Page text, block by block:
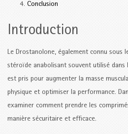
Conclusion
Introduction
Le Drostanolone, également connu sous
stéroïde anabolisant souvent utilisé dans
est pris pour augmenter la masse
physique et optimiser la performance.
examiner comment prendre les
manière sécuritaire et efficace.